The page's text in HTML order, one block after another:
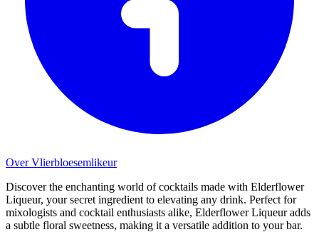
Over Vlierbloesemlikeur
Discover the enchanting world of cocktails made with Elderflower
Liqueur, your secret ingredient to elevating any drink. Perfect for
mixologists and cocktail enthusiasts alike, Elderflower Liqueur adds
a subtle floral sweetness, making it a versatile addition to your bar.